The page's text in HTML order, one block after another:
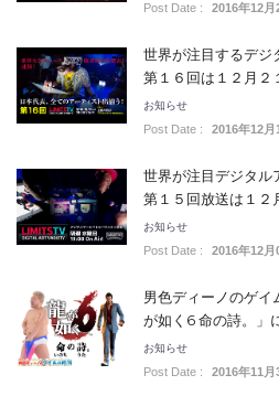
Post Date : 2016年12月
世界が注目するデ
第１６回は１２月
お知らせ
Post Date : 2016年12月
世界が注目デジタ
第１５回放送は１２
お知らせ
Post Date : 2016年12月
男色ディーノのゲイ
が如く6 命の詩。」
お知らせ
Post Date : 2016年11月